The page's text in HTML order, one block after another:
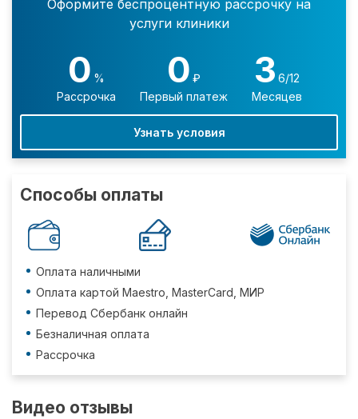
Оформите беспроцентную рассрочку на
услуги клиники
0 %
Рассрочка
0 ₽
Первый платеж
3 6/12
Месяцев
Узнать условия
Способы оплаты
Оплата наличными
Оплата картой Maestro, MasterCard, МИР
Перевод Сбербанк онлайн
Безналичная оплата
Рассрочка
Видео отзывы